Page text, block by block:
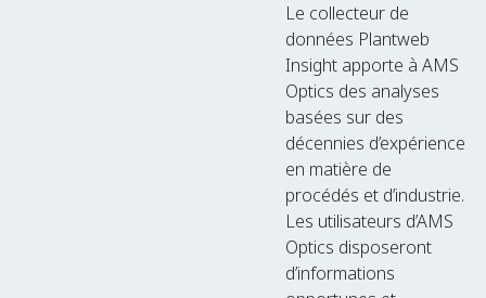
Le collecteur de
données Plantweb
Insight apporte à AMS
Optics des analyses
basées sur des
décennies d’expérience
en matière de
procédés et d’industrie.
Les utilisateurs d’AMS
Optics disposeront
d’informations